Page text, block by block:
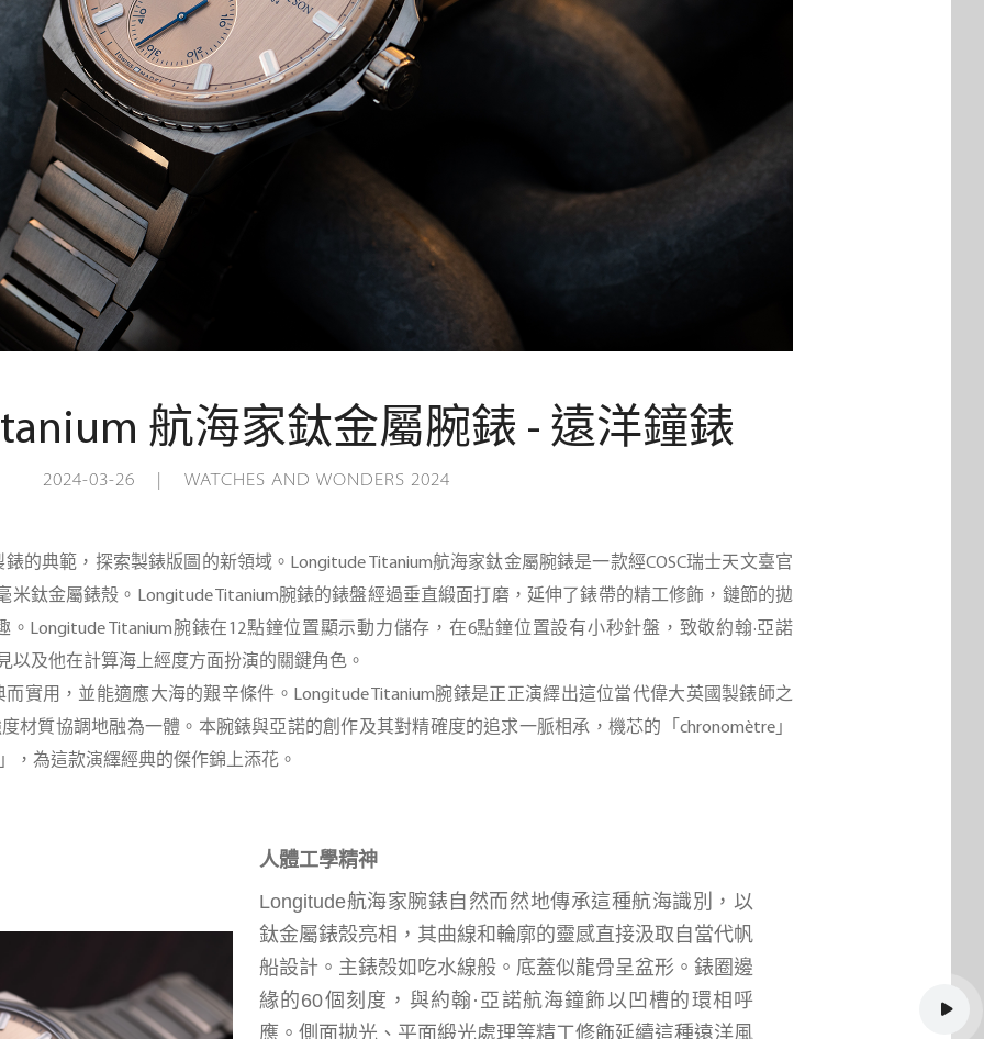
航海家鈦金屬腕錶 - 遠洋鐘錶
2024-03-26 | WATCHES AND WONDERS 2024
的典範，探索製錶版圖的新領域。Longitude Titanium航海家鈦金屬腕錶是一款經COSC瑞士天文臺官
米鈦金屬錶殼。Longitude Titanium腕錶的錶盤經過垂直緞面打磨，延伸了錶帶的精工修飾，鏈節的拋
Longitude Titanium腕錶在12點鐘位置顯示動力儲存，在6點鐘位置設有小秒針盤，致敬約翰·亞諾
以及他在計算海上經度方面扮演的關鍵角色。
實用，並能適應大海的艱辛條件。Longitude Titanium腕錶是正正演繹出這位當代偉大英國製錶師之
材質協調地融為一體。本腕錶與亞諾的創作及其對精確度的追求一脈相承，機芯的「chronomètre」
，為這款演繹經典的傑作錦上添花。
人體工學精神
Longitude航海家腕錶自然而然地傳承這種航海識別，以
鈦金屬錶殼亮相，其曲線和輪廓的靈感直接汲取自當代帆
船設計。主錶殼如吃水線般。底蓋似龍骨呈盆形。錶圈邊
緣的60個刻度，與約翰·亞諾航海鐘飾以凹槽的環相呼
應。側面拋光、平面緞光處理等精工修飾延續這種遠洋風